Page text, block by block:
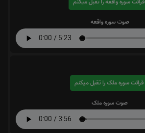
صوت سوره واقعه
قرائت سوره ملک را تقبل میکنم
صوت سوره ملک